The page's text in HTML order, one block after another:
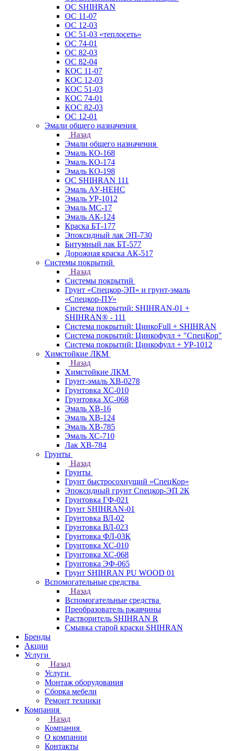
ОС SHIHRAN
ОС 11-07
ОС 12-03
ОС 51-03 «теплосеть»
ОС 74-01
ОС 82-03
ОС 82-04
КОС 11-07
КОС 12-03
КОС 51-03
КОС 74-01
КОС 82-03
ОС 12-01
Эмали общего назначения
Назад
Эмали общего назначения
Эмаль КО-168
Эмаль КО-174
Эмаль КО-198
ОС SHIHRAN 111
Эмаль АУ-НЕНС
Эмаль УР-1012
Эмаль МС-17
Эмаль АК-124
Краска БТ-177
Эпоксидный лак ЭП-730
Битумный лак БТ-577
Дорожная краска АК-517
Системы покрытий
Назад
Системы покрытий
Грунт «Спецкор-ЭП» и грунт-эмаль
«Спецкор-ПУ»
Система покрытий: SHIHRAN-01 +
SHIHRAN® - 111
Система покрытий: ЦинкоFull + SHIHRAN
Система покрытий: Цинкофулл + "СпецКор"
Система покрытий: Цинкофулл + УР-1012
Химстойкие ЛКМ
Назад
Химстойкие ЛКМ
Грунт-эмаль ХВ-0278
Грунтовка ХС-010
Грунтовка ХС-068
Эмаль ХВ-16
Эмаль ХВ-124
Эмаль ХВ-785
Эмаль ХС-710
Лак ХВ-784
Грунты
Назад
Грунты
Грунт быстросохнущий «СпецКор»
Эпоксидный грунт Спецкор-ЭП 2К
Грунтовка ГФ-021
Грунт SHIHRAN-01
Грунтовка ВЛ-02
Грунтовка ВЛ-023
Грунтовка ФЛ-03К
Грунтовка ХС-010
Грунтовка ХС-068
Грунтовка ЭФ-065
Грунт SHIHRAN PU WOOD 01
Вспомогательные средства
Назад
Вспомогательные средства
Преобразователь ржавчины
Растворитель SHIHRAN R
Смывка старой краски SHIHRAN
Бренды
Акции
Услуги
Назад
Услуги
Монтаж оборудования
Сборка мебели
Ремонт техники
Компания
Назад
Компания
О компании
Контакты